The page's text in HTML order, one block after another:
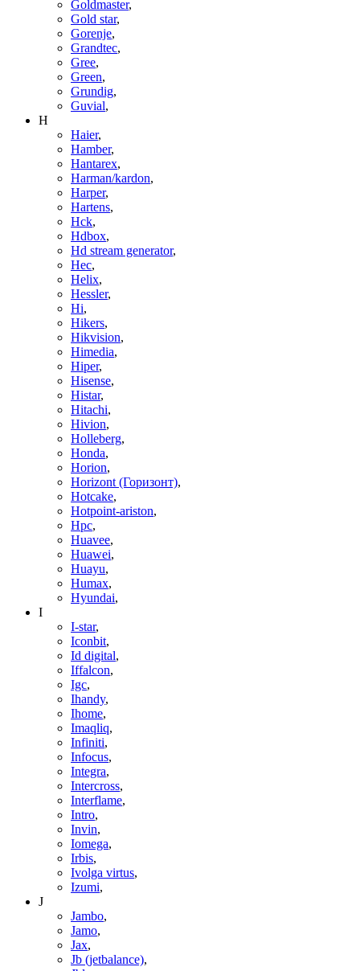
Goldmaster,
Gold star,
Gorenje,
Grandtec,
Gree,
Green,
Grundig,
Guvial,
H
Haier,
Hamber,
Hantarex,
Harman/kardon,
Harper,
Hartens,
Hck,
Hdbox,
Hd stream generator,
Hec,
Helix,
Hessler,
Hi,
Hikers,
Hikvision,
Himedia,
Hiper,
Hisense,
Histar,
Hitachi,
Hivion,
Holleberg,
Honda,
Horion,
Horizont (Горизонт),
Hotcake,
Hotpoint-ariston,
Hpc,
Huavee,
Huawei,
Huayu,
Humax,
Hyundai,
I
I-star,
Iconbit,
Id digital,
Iffalcon,
Igc,
Ihandy,
Ihome,
Imaqliq,
Infiniti,
Infocus,
Integra,
Intercross,
Interflame,
Intro,
Invin,
Iomega,
Irbis,
Ivolga virtus,
Izumi,
J
Jambo,
Jamo,
Jax,
Jb (jetbalance),